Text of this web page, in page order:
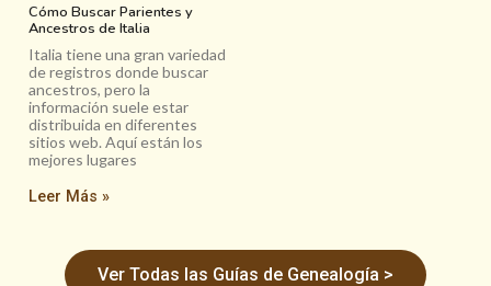
Cómo Buscar Parientes y
Ancestros de Italia
Italia tiene una gran variedad
de registros donde buscar
ancestros, pero la
información suele estar
distribuida en diferentes
sitios web. Aquí están los
mejores lugares
Leer Más »
Ver Todas las Guías de Genealogía >